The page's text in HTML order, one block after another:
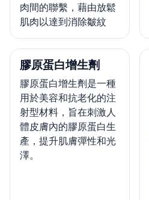
肉間的聯繫，藉由放鬆
肌肉以達到消除皺紋
膠原蛋白增生劑
膠原蛋白增生劑是一種
用於美容和抗老化的注
射型材料，旨在刺激人
體皮膚內的膠原蛋白生
產，提升肌膚彈性和光
澤。